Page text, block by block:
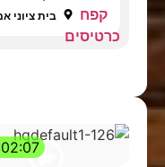
בית ציוני